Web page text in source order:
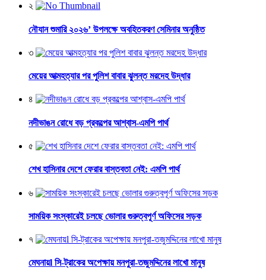
২
নৌযান শুমারি ২০২৬’ উপলক্ষে অবহিতকরণ সেমিনার অনুষ্ঠিত
৩
মেয়ের আত্মহত্যার পর পুলিশ বাবার ঝুলন্ত মরদেহ উদ্ধার
৪
নদীভাঙন রোধে বড় প্রকল্পের আশ্বাস-এমপি পার্থ
৫
শেখ হাসিনার দেশে ফেরার বাস্তবতা নেই: এমপি পার্থ
৬
সাময়িক সংস্কারেই চলছে ভোলার গুরুত্বপূর্ণ অফিসের সড়ক
৭
মেঘনায়l সি-ট্রাকের অপেক্ষায় মনপুরা-তজুমদ্দিনের লাখো মানুষ